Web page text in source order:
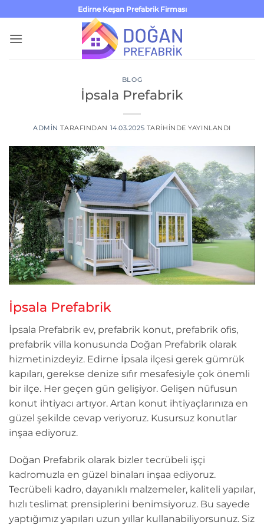
atla
Edirne Keşan Prefabrik Firması
BLOG
İpsala Prefabrik
ADMIN TARAFINDAN 14.03.2025 TARIHINDE YAYINLANDI
İpsala Prefabrik
İpsala Prefabrik ev, prefabrik konut, prefabrik ofis,
prefabrik villa konusunda Doğan Prefabrik olarak
hizmetinizdeyiz. Edirne İpsala ilçesi gerek gümrük
kapıları, gerekse denize sıfır mesafesiyle çok önemli
bir ilçe. Her geçen gün gelişiyor. Gelişen nüfusun
konut ihtiyacı artıyor. Artan konut ihtiyaçlarınıza en
güzel şekilde cevap veriyoruz. Kusursuz konutlar
inşaa ediyoruz.
Doğan Prefabrik olarak bizler tecrübeli işçi
kadromuzla en güzel binaları inşaa ediyoruz.
Tecrübeli kadro, dayanıklı malzemeler, kaliteli yapılar,
hızlı teslimat prensiplerini benimsiyoruz. Bu sayede
yaptığımız yapıları uzun yıllar kullanabiliyorsunuz. Siz